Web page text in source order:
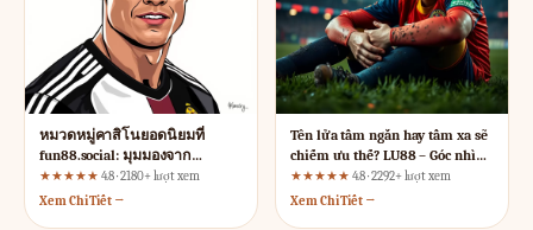
หมวดหมู่คาสิโนยอดนิยมที่
fun88.social: มุมมองจาก
ประสบการณ์ผู้ใช้งานจริง
★★★★★ 4.8 · 2180+ lượt xem
Xem Chi Tiết →
Tên lửa tầm ngắn hay tầm xa sẽ
chiếm ưu thế? LU88 – Góc nhìn
từ chuyên gia UX
★★★★★ 4.8 · 2292+ lượt xem
Xem Chi Tiết →